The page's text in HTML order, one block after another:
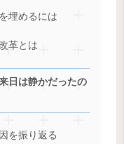
埋めるには
革とは
日は静かだったの
を振り返る